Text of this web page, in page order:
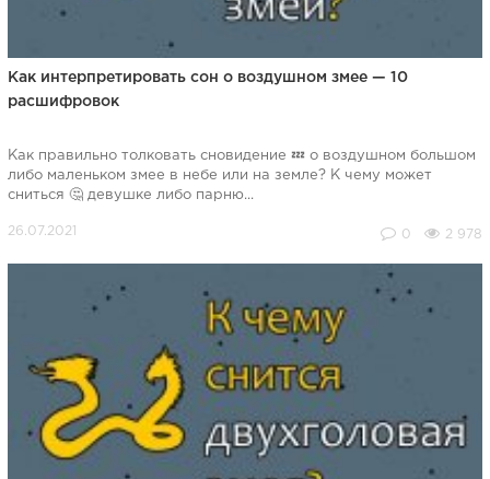
Как интерпретировать сон о воздушном змее — 10
расшифровок
Как правильно толковать сновидение 💤 о воздушном большом
либо маленьком змее в небе или на земле? К чему может
сниться 🤔 девушке либо парню...
0 2 978